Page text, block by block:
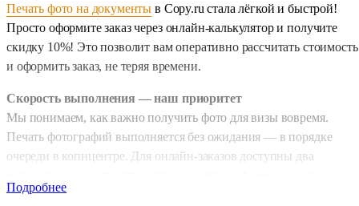
Печать фото на документы в Copy.ru стала лёгкой и быстрой!
Просто оформите заказ через онлайн-калькулятор и получите
скидку 10%! Это позволит вам оперативно рассчитать стоимость
и оформить заказ, не теряя времени.
Скорость выполнения — наш приоритет
Мы понимаем, как важно получить фото для визы вовремя.
Печать фотографий выполняется без ожидания — в порядке
очереди в копицентре. Для онлайн-заказов доступны два
печать — всего за 2–4 часа. Ваши фото будут готовы точно в
Подробнее